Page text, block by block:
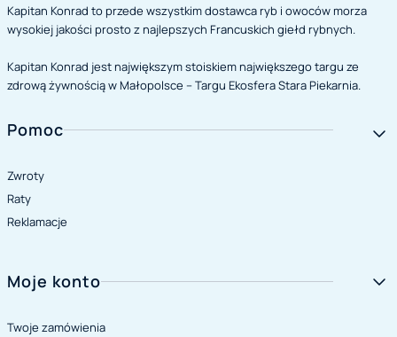
producentów specjalizujących się w tradycyjnych metodach
fermentacji.
Zapraszamy do eksploracji smaku i zdrowia z kapitankonrad.pl!
Kapitan Konrad to przede wszystkim dostawca ryb i owoców morza
wysokiej jakości prosto z najlepszych Francuskich giełd rybnych.
Kapitan Konrad jest największym stoiskiem największego targu ze
zdrową żywnością w Małopolsce – Targu Ekosfera Stara Piekarnia.
Linki w stopce
Pomoc
Zwroty
Raty
Reklamacje
Moje konto
Twoje zamówienia